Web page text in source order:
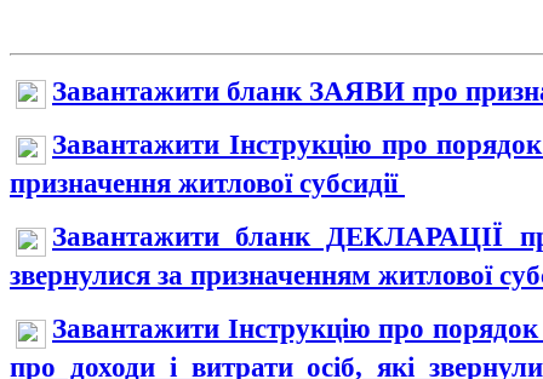
Завантажити бланк ЗАЯВИ про
Завантажити Інструкцію про
призначення житлової субсидії
Завантажити бланк ДЕКЛАРАЦІЇ
звернулися за призначенням житлової
Завантажити Інструкцію про
про доходи і витрати осіб, які